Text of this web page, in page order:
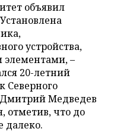
объявил
устройства,
–
20-летний
Северного
Дмитрий Медведев
отметив, что до
далеко.